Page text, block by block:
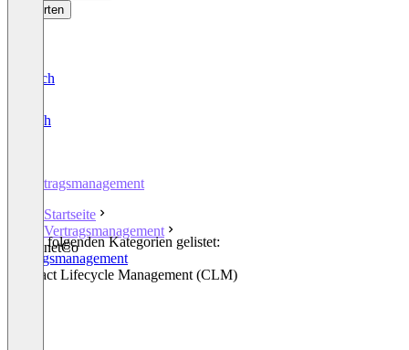
Bewerten
Deutsch
English
Vertragsmanagement
Startseite
Vertragsmanagement
netCo
In den folgenden Kategorien gelistet:
Vertragsmanagement
Contract Lifecycle Management (CLM)